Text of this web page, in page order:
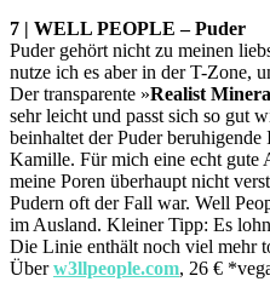
7 | WELL PEOPLE – Puder
Puder gehört nicht zu meinen
nutze ich es aber in der T-Zone,
Der transparente »Realist
sehr leicht und passt sich so gut
beinhaltet der Puder
Kamille. Für mich eine echt gute
meine Poren überhaupt nicht
Pudern oft der Fall war. Well
im Ausland. Kleiner Tipp: Es
Die Linie enthält noch viel mehr
Überw3llpeople.com, 26 €